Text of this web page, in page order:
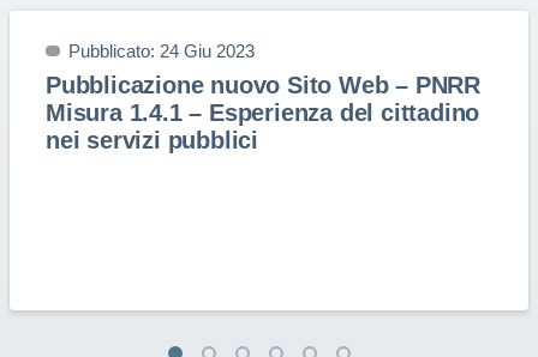
Pubblicato: 24 Giu 2023
Pubblicazione nuovo Sito Web – PNRR
Misura 1.4.1 – Esperienza del cittadino
nei servizi pubblici